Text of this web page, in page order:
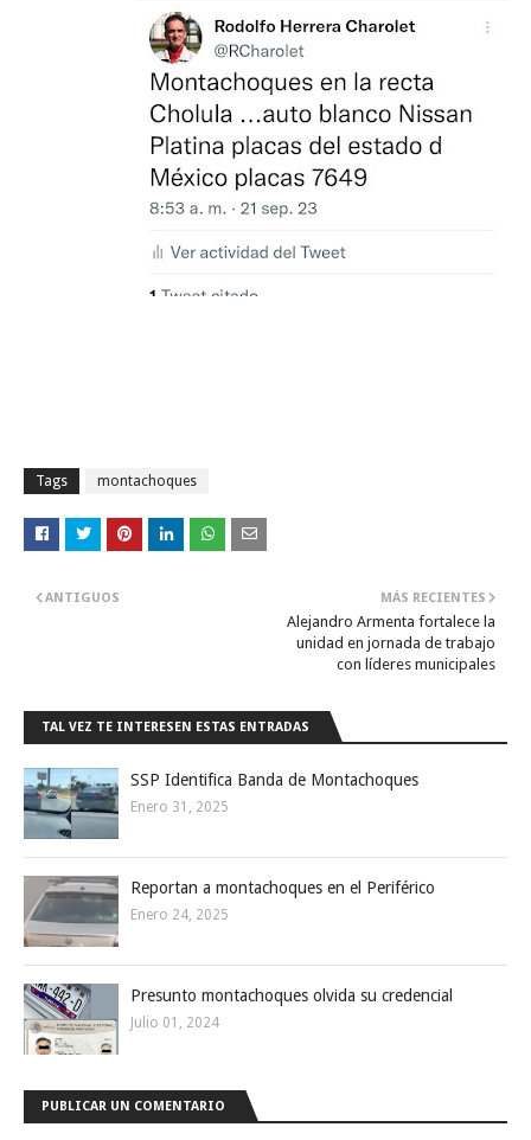
Tags montachoques
MÁS RECIENTES
Alejandro Armenta fortalece la
unidad en jornada de trabajo
con líderes municipales
ANTIGUOS
TAL VEZ TE INTERESEN ESTAS ENTRADAS
SSP Identifica Banda de Montachoques
Enero 31, 2025
Reportan a montachoques en el Periférico
Enero 24, 2025
Presunto montachoques olvida su credencial
Julio 01, 2024
PUBLICAR UN COMENTARIO